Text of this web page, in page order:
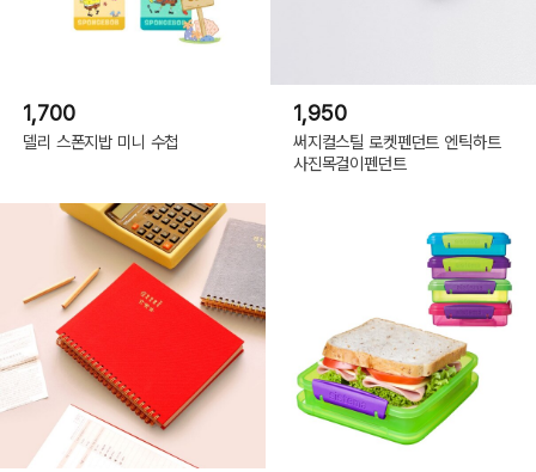
1,700
델리 스폰지밥 미니 수첩
1,950
써지컬스틸 로켓펜던트 엔틱하트
사진목걸이펜던트